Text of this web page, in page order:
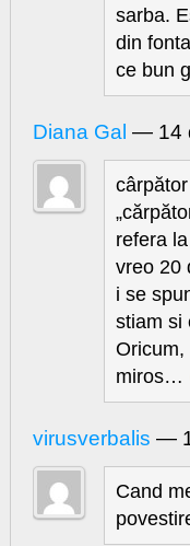
sarba.
din
ce bun
Diana Gal — 14
refera
vreo 20
i se
stiam si
miros…
virusverbalis —
Cand